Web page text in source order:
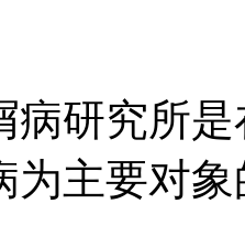
病研究所
为主要对